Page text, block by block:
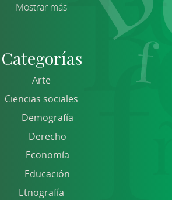
Mostrar más
Categorías
Arte
Ciencias sociales
Demografía
Derecho
Economía
Educación
Etnografía